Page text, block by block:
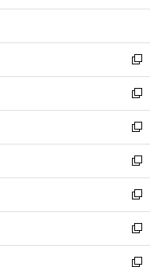
開
ウ
開
く
ン
ウ
で
開
く
ウ
ン
ド
ウ
で
開
く
新
し
い
ウ
ィ
ン
ド
ウ
で
開
く
新
し
い
ウ
ィ
ン
ド
ウ
で
開
く
新
し
い
ウ
ィ
ン
ド
ウ
で
新
し
い
ウ
ィ
ン
ド
新
し
い
ウ
ィ
新
し